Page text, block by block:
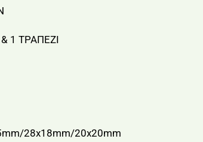
1 ΤΡΑΠΕΖΙ
28x18mm/20x20mm